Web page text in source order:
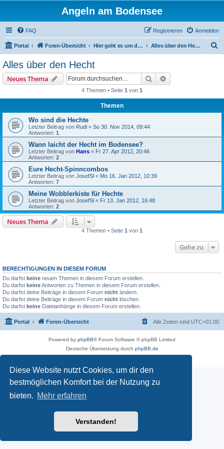
Diese Website nutzt Cookies, um dir den
bestmöglichen Komfort bei der Nutzung zu
bieten. Mehr erfahren
Verstanden!
Angeln am Bodensee
FAQ Anmelden
Registrieren
Portal Foren-Übersicht Hier geht es um den Hecht Alles über den Hecht
Alles über den Hecht
Neues Thema Suche
4 Themen • Seite 1 von 1
Themen
Wo sind die Hechte
Letzter Beitrag von Rudi « So 30. Nov 2014, 09:44
Antworten: 1
Wann laicht der Hecht im Bodensee?
Letzter Beitrag von Hans « Fr 27. Apr 2012, 20:46
Antworten: 2
Eure Hecht-Spinncombos
Letzter Beitrag von JosefSl « Mo 16. Jan 2012, 10:39
Antworten: 7
Meine Wobblerkiste für Hechte
Letzter Beitrag von JosefSl « Fr 13. Jan 2012, 16:48
Antworten: 2
Neues Thema
4 Themen • Seite 1 von 1
Gehe zu
BERECHTIGUNGEN IN DIESEM FORUM
Du darfst keine neuen Themen in diesem Forum erstellen.
Du darfst keineAntworten zu Themen in diesem Forum erstellen.
Du darfst deine Beiträge in diesem Forum nicht ändern.
Du darfst deine Beiträge in diesem Forum nicht löschen.
Du darfst keine Dateianhänge in diesem Forum erstellen.
Portal Foren-Übersicht Alle Zeiten sind UTC+01:00
Powered by phpBB® Forum Software © phpBB Limited
Deutsche Übersetzung durch phpBB.de